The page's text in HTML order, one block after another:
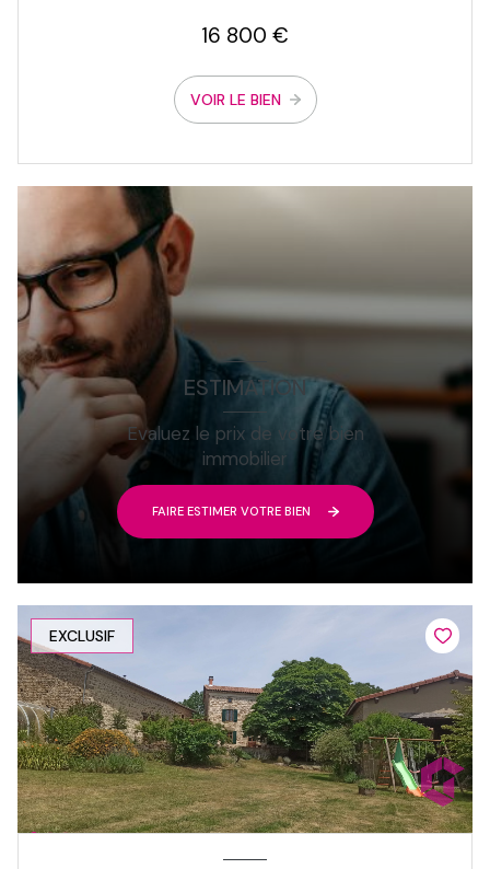
16 800 €
VOIR LE BIEN
ESTIMATION
Evaluez le prix de votre bien
immobilier
FAIRE ESTIMER VOTRE BIEN
EXCLUSIF